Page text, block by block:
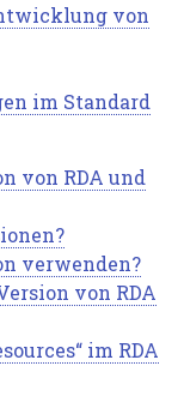
von
im Standard
von RDA und
verwenden?
von RDA
im RDA